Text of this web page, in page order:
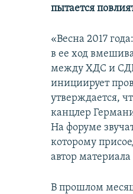
пытается
«Весна 2017
в ее ход
между ХДС и
инициирует
утверждается,
канцлер
На форуме
которому
автор
В прошлом